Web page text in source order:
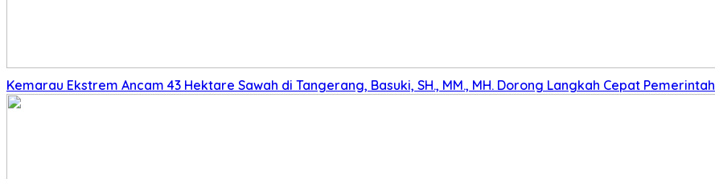
Kemarau Ekstrem Ancam 43 Hektare Sawah di Tangerang, Basuki, SH., MM., MH. Dorong Langkah Cepat Pemerintah